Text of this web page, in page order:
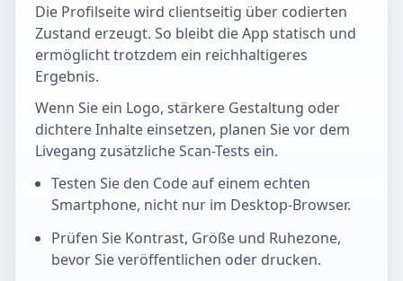
Die Profilseite wird clientseitig über codierten
Zustand erzeugt. So bleibt die App statisch und
ermöglicht trotzdem ein reichhaltigeres
Ergebnis.
Wenn Sie ein Logo, stärkere Gestaltung oder
dichtere Inhalte einsetzen, planen Sie vor dem
Livegang zusätzliche Scan-Tests ein.
Testen Sie den Code auf einem echten
Smartphone, nicht nur im Desktop-Browser.
Prüfen Sie Kontrast, Größe und Ruhezone,
bevor Sie veröffentlichen oder drucken.